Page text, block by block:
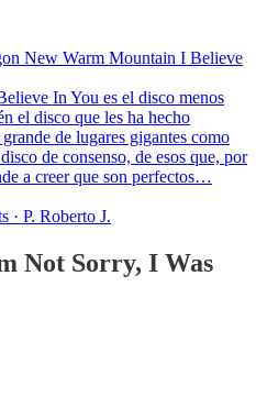
New Warm Mountain I Believe
In You es el disco menos
el disco que les ha hecho
de lugares gigantes como
de consenso, de esos que, por
a creer que son perfectos…
· P. Roberto J.
Not Sorry, I Was